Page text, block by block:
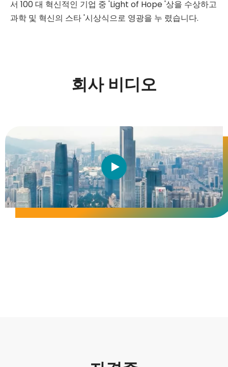
서 100 대 혁신적인 기업 중 'Light of Hope '상을 수상하고
과학 및 혁신의 스타 '시상식으로 영광을 누 렸습니다.
회사 비디오